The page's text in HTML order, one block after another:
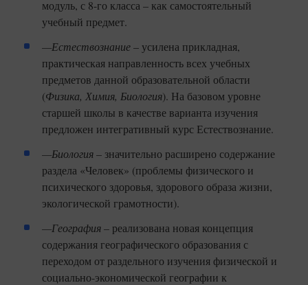
модуль, с 8-го класса – как самостоятельный
учебный предмет.
—Естествознание– усилена прикладная,
практическая направленность всех учебных
предметов данной образовательной области
(Физика, Химия, Биология). На базовом уровне
старшей школы в качестве варианта изучения
предложен интегративный курс Естествознание.
—Биология– значительно расширено содержание
раздела «Человек» (проблемы физического и
психического здоровья, здорового образа жизни,
экологической грамотности).
—География– реализована новая концепция
содержания географического образования с
переходом от раздельного изучения физической и
социально-экономической географии к